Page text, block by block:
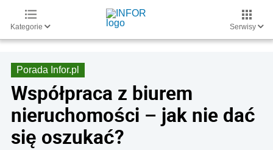
Kategorie Serwisy
Porada Infor.pl
Współpraca z biurem
nieruchomości – jak nie dać
się oszukać?